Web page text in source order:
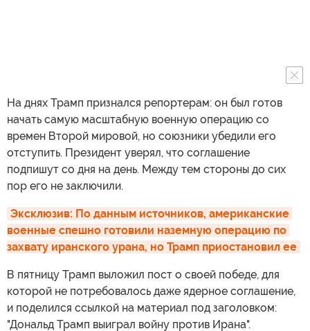
На днях Трамп признался репортерам: он был готов
начать самую масштабную военную операцию со
времен Второй мировой, но союзники убедили его
отступить. Президент уверял, что соглашение
подпишут со дня на день. Между тем стороны до сих
пор его не заключили.
Эксклюзив: По данным источников, американские
военные спешно готовили наземную операцию по
захвату иранского урана, но Трамп приостановил ее
В пятницу Трамп выложил пост о своей победе, для
которой не потребовалось даже ядерное соглашение,
и поделился ссылкой на материал под заголовком:
"Дональд Трамп выиграл войну против Ирана".